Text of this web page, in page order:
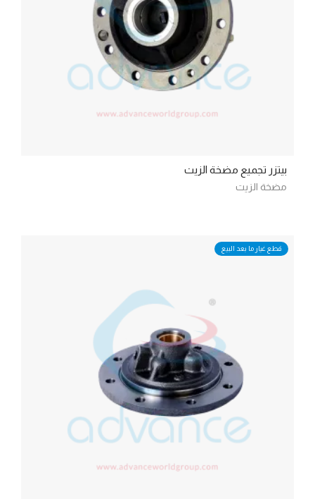
بيتزر تجميع مضخة الزيت
مضخة الزيت
قطع غيار ما بعد البيع